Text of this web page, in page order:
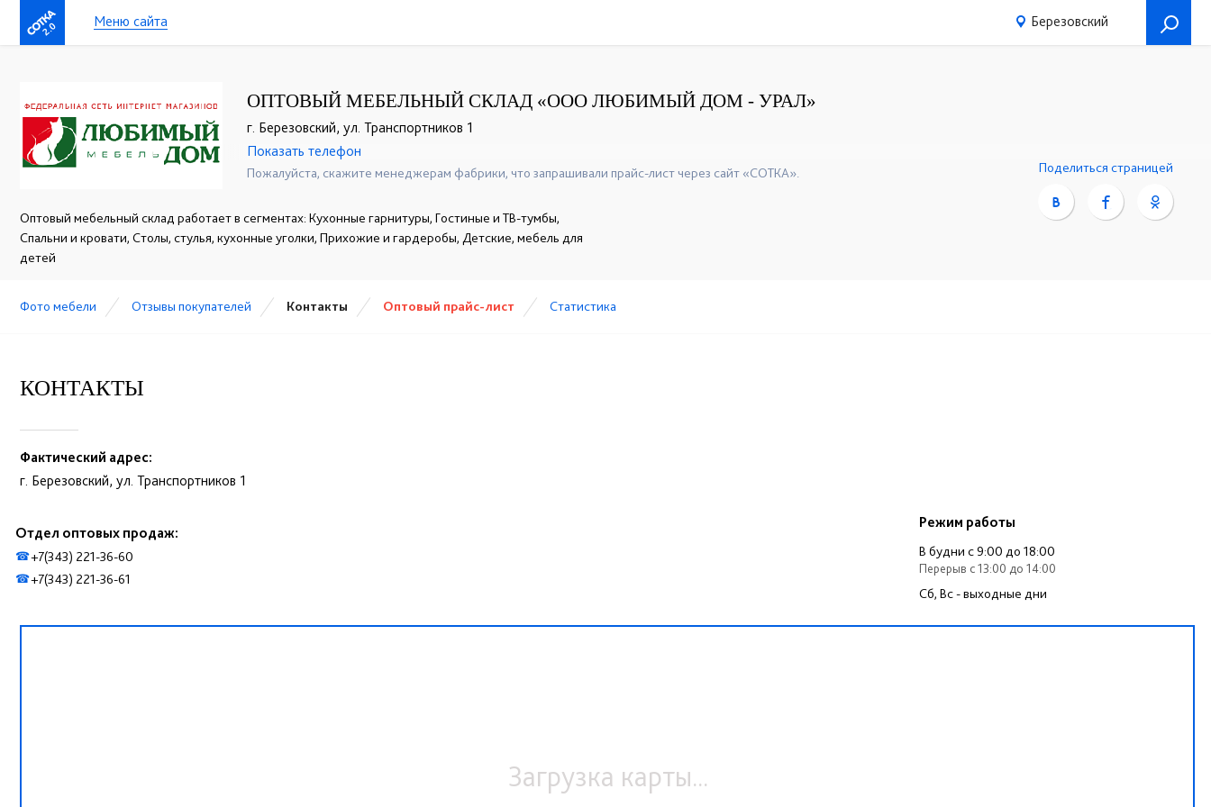
2.0 Меню сайта Березовский
ОПТОВЫЙ МЕБЕЛЬНЫЙ СКЛАД «ООО ЛЮБИМЫЙ ДОМ - УРАЛ»
г. Березовский, ул. Транспортников 1
☎+7(343) 221-36-60
Показать телефон
Пожалуйста, скажите менеджерам фабрики, что запрашивали прайс-лист через сайт «СОТКА».
Оптовый мебельный склад работает в сегментах: Кухонные гарнитуры, Гостиные и ТВ-тумбы,
Спальни и кровати, Столы, стулья, кухонные уголки, Прихожие и гардеробы, Детские, мебель для
детей
Поделиться страницей
Фото мебели Отзывы покупателей Контакты Оптовый прайс-лист Статистика
КОНТАКТЫ
Фактический адрес:
г. Березовский, ул. Транспортников 1
Отдел оптовых продаж:
☎+7(343) 221-36-60
☎+7(343) 221-36-61
Режим работы
В будни c 9:00 до 18:00
Перерыв c 13:00 до 14:00
Сб, Вс - выходные дни
Загрузка карты...